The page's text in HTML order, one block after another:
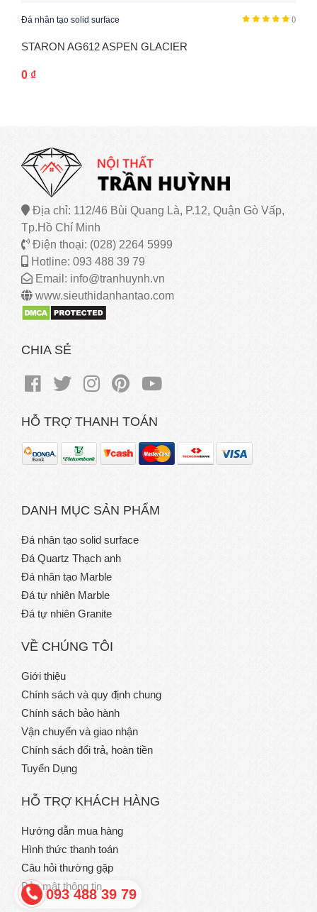
()
Đá nhân tạo solid surface
STARON AG612 ASPEN GLACIER
0 ₫
Địa chỉ: 112/46 Bùi Quang Là, P.12, Quận Gò Vấp,
Tp.Hồ Chí Minh
Điện thoại: (028) 2264 5999
Hotline: 093 488 39 79
Email: info@tranhuynh.vn
www.sieuthidanhantao.com
CHIA SẺ
HỖ TRỢ THANH TOÁN
DANH MỤC SẢN PHẨM
Đá nhân tạo solid surface
Đá Quartz Thạch anh
Đá nhân tạo Marble
Đá tự nhiên Marble
Đá tự nhiên Granite
VỀ CHÚNG TÔI
Giới thiệu
Chính sách và quy định chung
Chính sách bảo hành
Vận chuyển và giao nhận
Chính sách đổi trả, hoàn tiền
Tuyển Dụng
HỖ TRỢ KHÁCH HÀNG
Hướng dẫn mua hàng
Hình thức thanh toán
Câu hỏi thường gặp
Bảo mật thông tin
093 488 39 79